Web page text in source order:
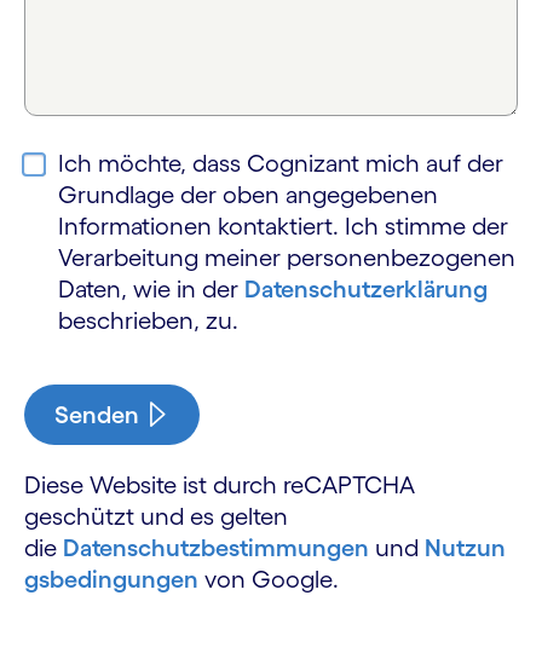
Ich möchte, dass Cognizant mich auf der
Grundlage der oben angegebenen
Informationen kontaktiert. Ich stimme der
Verarbeitung meiner personen­bezogenen
Daten, wie in der Daten­schutz­erklärung
beschrieben, zu.
Senden
Diese Website ist durch reCAPTCHA
geschützt und es gelten
die Datenschutzbestimmungen und Nutzun
gsbedingungen von Google.